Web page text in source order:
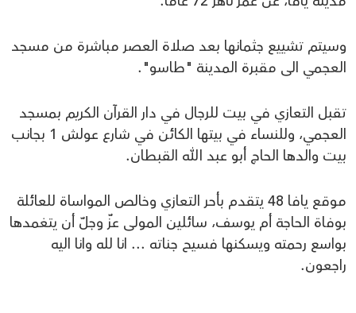
وسيتم تشييع جثمانها بعد صلاة العصر مباشرة من مسجد
العجمي الى مقبرة المدينة "طاسو".
تقبل التعازي في بيت للرجال في دار القرآن الكريم بمسجد
العجمي، وللنساء في بيتها الكائن في شارع عولش 1 بجانب
بيت والدها الحاج أبو عبد الله القبطان.
موقع يافا 48 يتقدم بأحر التعازي وخالص المواساة للعائلة
بوفاة الحاجة أم يوسف، سائلين المولى عزّ وجلّ أن يتغمدها
بواسع رحمته ويسكنها فسيح جناته ... انا لله وانا اليه
راجعون.